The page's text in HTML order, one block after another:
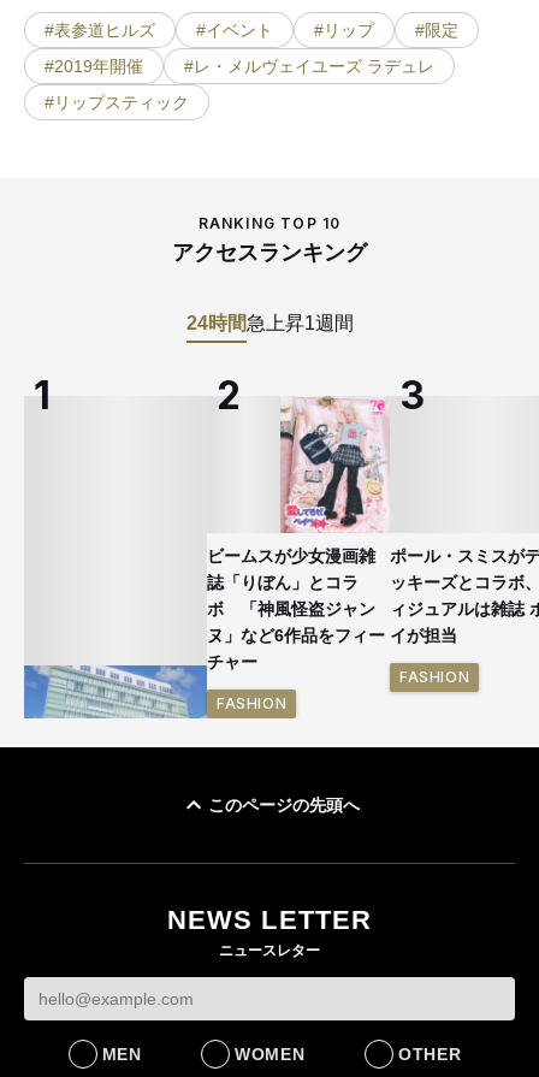
#表参道ヒルズ #イベント #リップ
#限定
#2019年開催
#レ・メルヴェイユーズ ラデュレ
#リップスティック
RANKING TOP 10
アクセスランキング
24時間急上昇1週間
ビームスが少女漫画雑
誌「りぼん」とコラ
ボ 「神風怪盗ジャン
ヌ」など6作品をフィー
チャー
FASHION
ポール・スミスが
ッキーズとコラボ
ィジュアルは雑誌
イが担当
FASHION
このページの先頭へ
NEWS LETTER
ニュースレター
MEN WOMEN OTHER